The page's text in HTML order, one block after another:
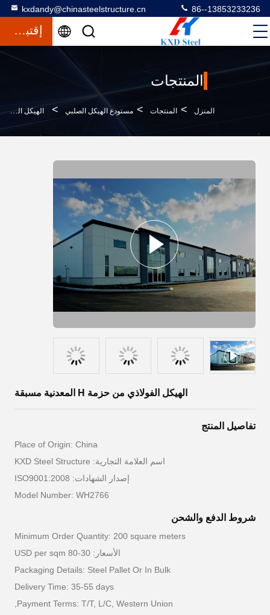
kxdandy@chinasteelstructure.cn 86--13853233236
إقتباس
المنتجات
المنزل > المنتجات > مستودع الهيكل الصلبي > الهيكل الفولاذي من حزمة H المعدنية مسبقة
الهيكل الفولاذي من حزمة H المعدنية مسبقة
تفاصيل المنتج
Place of Origin: China
اسم العلامة التجارية: KXD Steel Structure
إصدار الشهادات: ISO9001:2008
Model Number: WH2766
شروط الدفع والشحن
Minimum Order Quantity: 200 square meters
الأسعار: 30-80 USD per sqm
Packaging Details: Steel Pallet Or In Bulk
Delivery Time: 35-55 days
Payment Terms: T/T, L/C, Western Union,